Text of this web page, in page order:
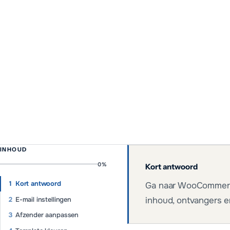
INHOUD
0%
Kort antwoord
E-mail instellingen
Afzender aanpassen
Kort antwoord
Ga naar
inhoud, ontvangers